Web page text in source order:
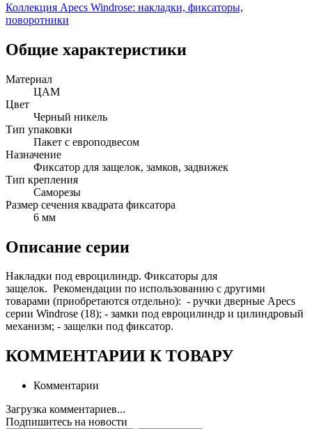
Коллекция Apecs Windrose: накладки, фиксаторы,
поворотники
Общие характеристики
Материал
ЦАМ
Цвет
Черный никель
Тип упаковки
Пакет с европодвесом
Назначение
Фиксатор для защелок, замков, задвижек
Тип крепления
Саморезы
Размер сечения квадрата фиксатора
6 мм
Описание серии
Накладки под евроцилиндр. Фиксаторы для
защелок. Рекомендации по использованию с другими
товарами (приобретаются отдельно): - ручки дверные Apecs
серии Windrose (18); - замки под евроцилиндр и цилиндровый
механизм; - защелки под фиксатор.
КОММЕНТАРИИ К ТОВАРУ
Комментарии
Загрузка комментариев...
Подпишитесь на новости